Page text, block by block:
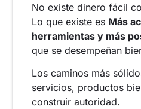
No existe dinero fácil
Lo que existe es Más
herramientas y más
que se desempeñan
Los caminos más
servicios, productos
construir autoridad.